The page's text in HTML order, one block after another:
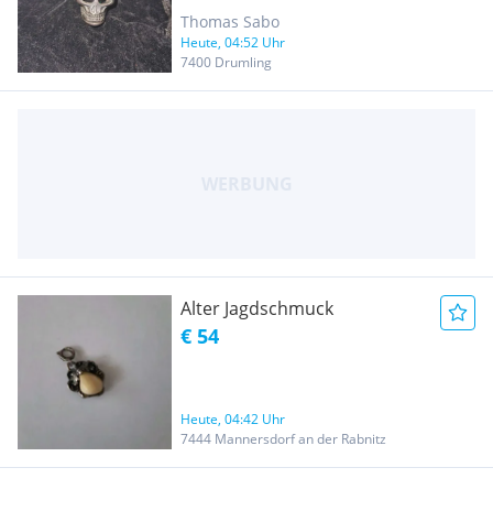
Thomas Sabo
Heute, 04:52 Uhr
7400 Drumling
Alter Jagdschmuck
€ 54
Heute, 04:42 Uhr
7444 Mannersdorf an der Rabnitz